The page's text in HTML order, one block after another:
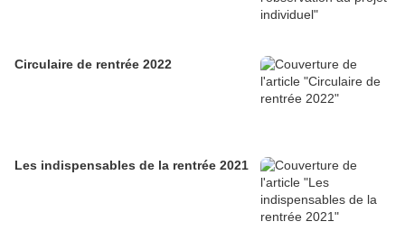
Circulaire de rentrée 2022
Les indispensables de la rentrée 2021